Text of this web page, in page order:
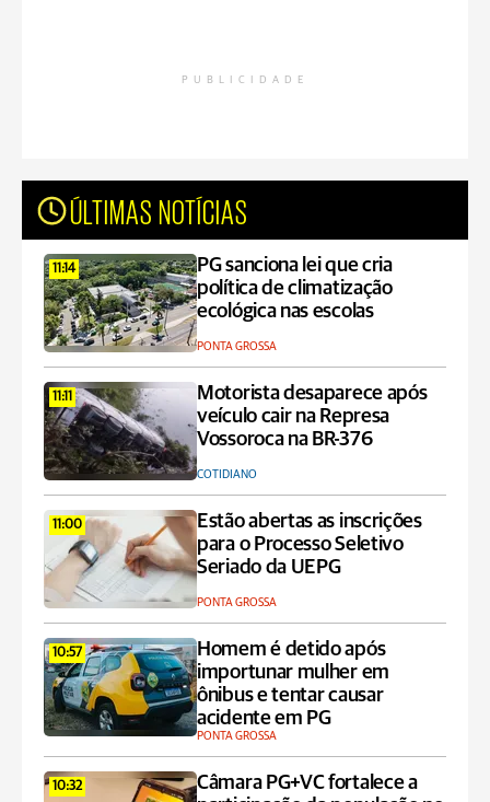
PUBLICIDADE
ÚLTIMAS NOTÍCIAS
11:14
PG sanciona lei que cria
política de climatização
ecológica nas escolas
PONTA GROSSA
11:11
Motorista desaparece após
veículo cair na Represa
Vossoroca na BR-376
COTIDIANO
11:00
Estão abertas as inscrições
para o Processo Seletivo
Seriado da UEPG
PONTA GROSSA
10:57
Homem é detido após
importunar mulher em
ônibus e tentar causar
acidente em PG
PONTA GROSSA
10:32
Câmara PG+VC fortalece a